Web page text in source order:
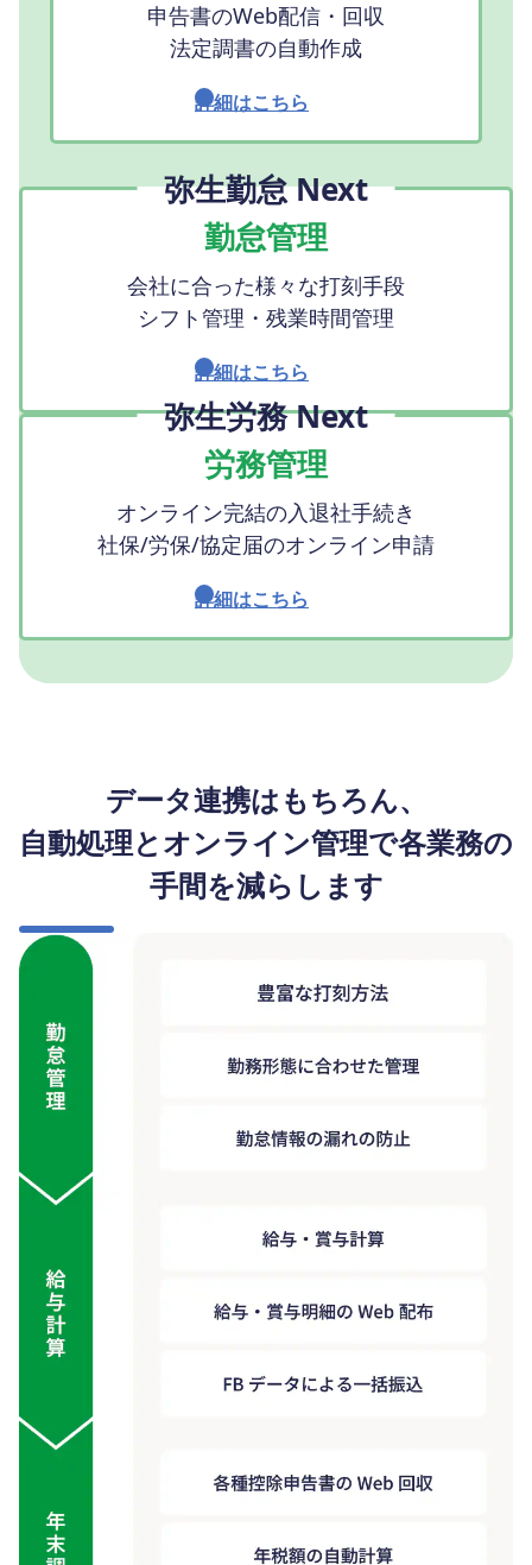
申告書のWeb配信・回収
法定調書の自動作成
詳細はこちら
弥生勤怠 Next
勤怠管理
会社に合った様々な打刻手段
シフト管理・残業時間管理
詳細はこちら
弥生労務 Next
労務管理
オンライン完結の入退社手続き
社保/労保/協定届のオンライン申請
詳細はこちら
データ連携はもちろん、
自動処理とオンライン管理で各業務の
手間を減らします